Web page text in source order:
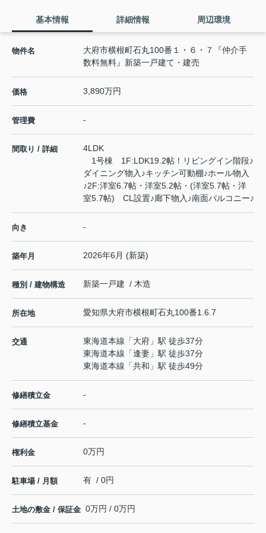
基本情報 詳細情報 周辺環境
物件名
大府市横根町石丸100番１・６・７『仲介手
数料無料』新築一戸建て・建売
価格 3,890万円
管理費 -
間取り / 詳細
4LDK
1号棟 1F:LDK19.2帖！リビングイン階段♪
ダイニング物入♪キッチン可動棚♪ホール物入
♪2F:洋室6.7帖・洋室5.2帖・(洋室5.7帖・洋
室5.7帖) CL設置♪廊下物入♪南面バルコニー♪
向き -
築年月 2026年6月 (新築)
種別 / 建物構造 新築一戸建 / 木造
所在地 愛知県大府市横根町石丸100番1.6.7
交通 東海道本線 「大府 」駅 徒歩37分
東海道本線 「逢妻 」駅 徒歩37分
東海道本線 「共和 」駅 徒歩49分
修繕積立金 -
修繕積立基金 -
権利金 0万円
駐車場 / 月額 有 / 0円
土地の敷金 / 保証金 0万円 / 0万円